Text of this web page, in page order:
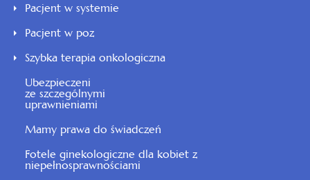
Pacjent w systemie
Pacjent w poz
Szybka terapia onkologiczna
Ubezpieczeni
ze szczególnymi
uprawnieniami
Mamy prawa do świadczeń
Fotele ginekologiczne dla kobiet z
niepełnosprawnościami